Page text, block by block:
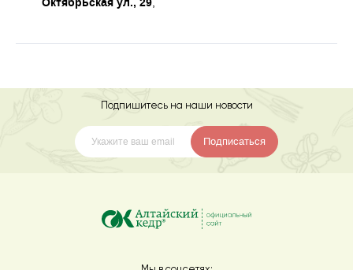
,
Подпишитесь на наши новости
Подписаться